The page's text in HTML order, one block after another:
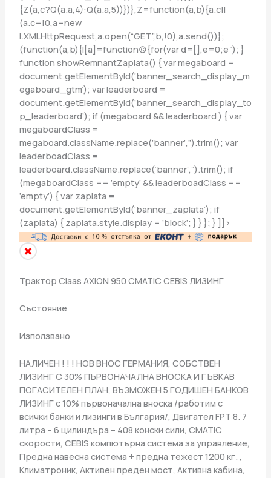
{Z(a,c?Q(a.a,4):Q(a.a,5))})},Z=function(a,b){a.c||
(a.c=!0,a=new
l.XMLHttpRequest,a.open(“GET”,b,!0),a.send())};
(function(a,b){l[a]=function(c){for(var d=[],e=0;e ‘); }
function showRemnantZaplata() { var megaboard =
document.getElementById(‘banner_search_display_m
egaboard_gtm’); var leaderboard =
document.getElementById(‘banner_search_display_to
p_leaderboard’); if (megaboard && leaderboard ) { var
megaboardClass =
megaboard.className.replace(‘banner’,”).trim(); var
leaderboadClass =
leaderboard.className.replace(‘banner’,”).trim(); if
(megaboardClass == ’empty’ && leaderboadClass ==
’empty’) { var zaplata =
document.getElementById(‘banner_zaplata’); if
(zaplata) { zaplata.style.display = ‘block’; } } }; } ]]>
Трактор Claas AXION 950 CMATIC CEBIS ЛИЗИНГ
Състояние
Използвано
НАЛИЧЕН ! ! ! НОВ ВНОС ГЕРМАНИЯ, СОБСТВЕН
ЛИЗИНГ С 30% ПЪРВОНАЧАЛНА ВНОСКА И ГЪВКАВ
ПОГАСИТЕЛЕН ПЛАН, ВЪЗМОЖЕН 5 ГОДИШЕН БАНКОВ
ЛИЗИНГ с 10% първоначална вноска /работим с
всички банки и лизинги в България/, Двигател FPT 8. 7
литра – 6 цилиндъра – 408 конски сили, CMATIC
скорости, CEBIS компютърна система за управление,
Предна навесна система + предна тежест 1200 кг. ,
Климатроник, Активен преден мост, Активна кабина,